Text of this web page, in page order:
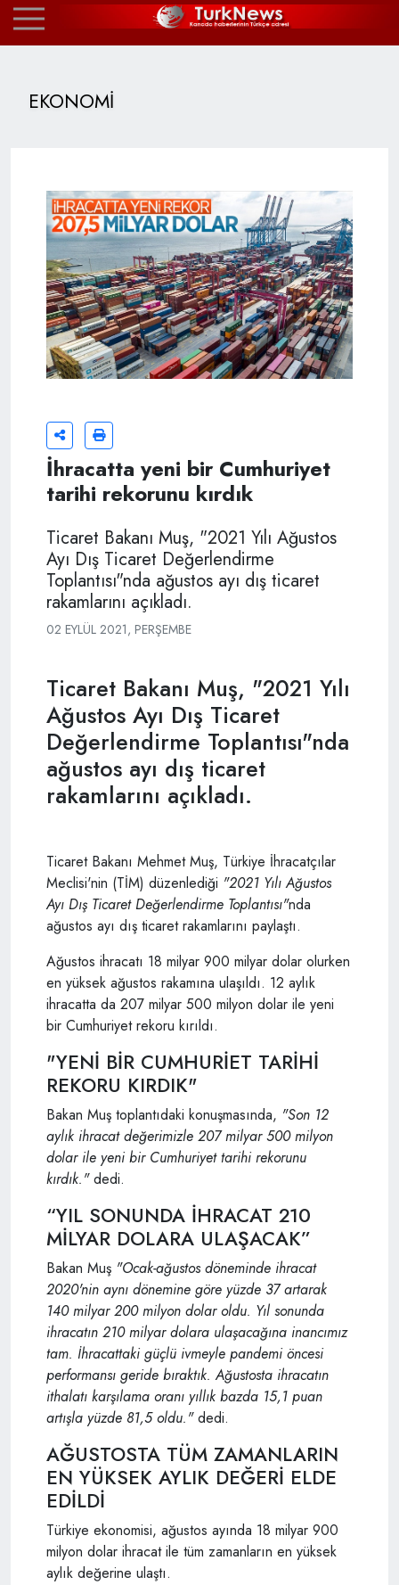
EKONOMİ
İhracatta yeni bir Cumhuriyet
tarihi rekorunu kırdık
Ticaret Bakanı Muş, "2021 Yılı Ağustos
Ayı Dış Ticaret Değerlendirme
Toplantısı"nda ağustos ayı dış ticaret
rakamlarını açıkladı.
02 EYLÜL 2021, PERŞEMBE
Ticaret Bakanı Muş, "2021 Yılı
Ağustos Ayı Dış Ticaret
Değerlendirme Toplantısı"nda
ağustos ayı dış ticaret
rakamlarını açıkladı.
Ticaret Bakanı Mehmet Muş, Türkiye İhracatçılar
Meclisi'nin (TİM) düzenlediği "2021 Yılı Ağustos
Ayı Dış Ticaret Değerlendirme Toplantısı"nda
ağustos ayı dış ticaret rakamlarını paylaştı.
Ağustos ihracatı 18 milyar 900 milyar dolar olurken
en yüksek ağustos rakamına ulaşıldı. 12 aylık
ihracatta da 207 milyar 500 milyon dolar ile yeni
bir Cumhuriyet rekoru kırıldı.
"YENİ BİR CUMHURİET TARİHİ
REKORU KIRDIK"
Bakan Muş toplantıdaki konuşmasında, "Son 12
aylık ihracat değerimizle 207 milyar 500 milyon
dolar ile yeni bir Cumhuriyet tarihi rekorunu
kırdık."dedi.
“YIL SONUNDA İHRACAT 210
MİLYAR DOLARA ULAŞACAK”
Bakan Muş "Ocak-ağustos döneminde ihracat
2020'nin aynı dönemine göre yüzde 37 artarak
140 milyar 200 milyon dolar oldu. Yıl sonunda
ihracatın 210 milyar dolara ulaşacağına inancımız
tam. İhracattaki güçlü ivmeyle pandemi öncesi
performansı geride bıraktık. Ağustosta ihracatın
ithalatı karşılama oranı yıllık bazda 15,1 puan
artışla yüzde 81,5 oldu."dedi.
AĞUSTOSTA TÜM ZAMANLARIN
EN YÜKSEK AYLIK DEĞERİ ELDE
EDİLDİ
Türkiye ekonomisi, ağustos ayında 18 milyar 900
milyon dolar ihracat ile tüm zamanların en yüksek
aylık değerine ulaştı.